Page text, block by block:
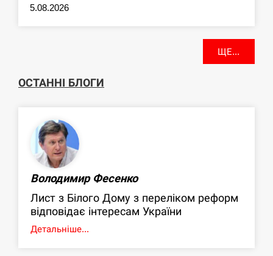
5.08.2026
ЩЕ...
ОСТАННІ БЛОГИ
Володимир Фесенко
Лист з Білого Дому з переліком реформ
відповідає інтересам України
Детальніше...